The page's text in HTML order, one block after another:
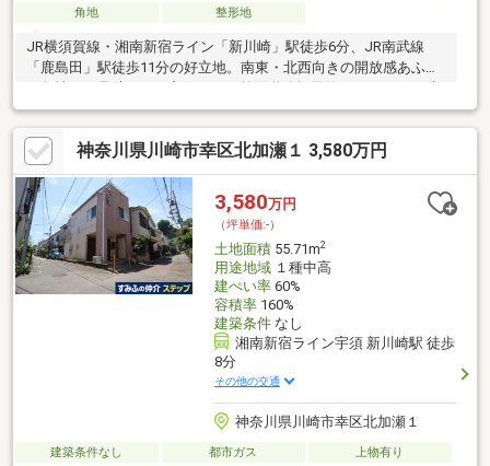
角地
整形地
JR横須賀線・湘南新宿ライン「新川崎」駅徒歩6分、JR南武線
「鹿島田」駅徒歩11分の好立地。南東・北西向きの開放感あふれ
る角地で、見晴らしも良好です。前面道路幅員約5.9mのためお車
での通行もスムーズ。ローソンや京急ストア、ドラッグストア、
小中学校、保育園、公園など生活利便施設が徒歩圏に充実してい
ます。都市ガス・本下水・公営水道利用可能。建築条件はござい
ませんので、お好きなハウスメーカー・工務店で理想の住まいを
建築いただけます。
神奈川県川崎市幸区北加瀬１ 3,580万円
3,580万円
（坪単価:-）
土地面積55.71m2
用途地域１種中高
建ぺい率60%
容積率160%
建築条件なし
湘南新宿ライン宇須 新川崎駅 徒歩
8分
その他の交通
神奈川県川崎市幸区北加瀬１
建築条件なし 都市ガス
上物有り